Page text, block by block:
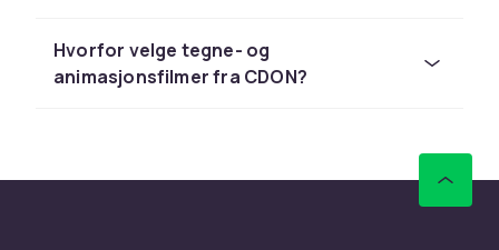
Hvorfor velge tegne- og
animasjonsfilmer fra CDON?